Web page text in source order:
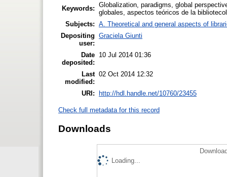
Keywords: Globalization, paradigms, global
globales, aspectos teóricos de la
Subjects: A. Theoretical and general aspects of
Depositing
user:
Graciela Giunti
Date
deposited:
10 Jul 2014 01:36
Last
modified:
02 Oct 2014 12:32
URI: http://hdl.handle.net/10760/23455
Check full metadata for this record
Downloads
Loading...